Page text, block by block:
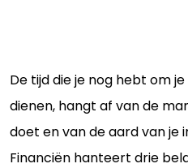
De tijd die je nog hebt om
dienen, hangt af van de
doet en van de aard van je
Financiën hanteert drie